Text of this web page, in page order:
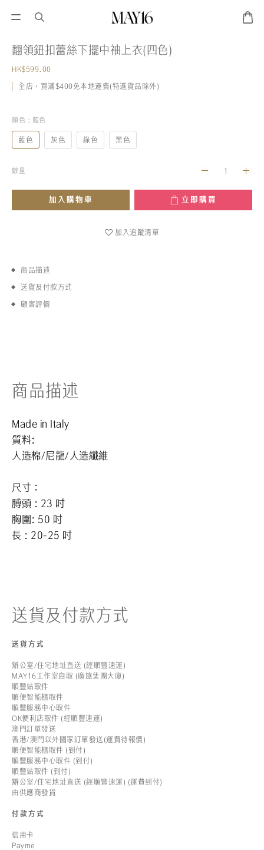
翻領鈕扣蕾絲下擺中袖上衣(四色)
HK$599.00
全店，買滿$400免本地運費(特選貨品除外)
顏色 : 藍色
藍色 灰色 綠色 黑色
數量
加入購物車 立即購買
加入追蹤清單
商品描述
送貨及付款方式
顧客評價
商品描述
Made in Italy
質料:
人造棉/尼龍/人造纖維
尺寸：
膊頭 : 23 吋
胸圍: 50 吋
長 : 20-25 吋
送貨及付款方式
送貨方式
辦公室/住宅地址直送 (經順豐速運)
MAY16工作室自取 (廣旅集團大廈)
順豐站取件
順便智能櫃取件
順豐服務中心取件
OK便利店取件 (經順豐速運)
澳門訂單發送
香港/澳門以外國家訂單發送(運費待報價)
順便智能櫃取件 (到付)
順豐服務中心取件 (到付)
順豐站取件 (到付)
辦公室/住宅地址直送 (經順豐速運) (運費到付)
由供應商發貨
付款方式
信用卡
Payme